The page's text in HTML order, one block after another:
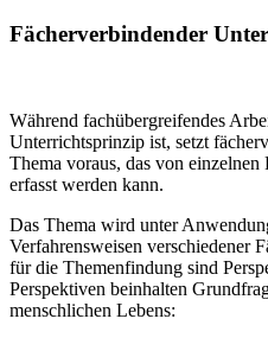
Fächerverbindender
Während fachübergreifendes
Unterrichtsprinzip ist, setzt
Thema voraus, das von
erfasst werden kann.
Das Thema wird unter
Verfahrensweisen verschiedener
für die Themenfindung sind
Perspektiven beinhalten
menschlichen Lebens: